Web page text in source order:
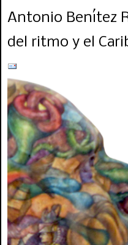
Antonio Benítez
del ritmo y el